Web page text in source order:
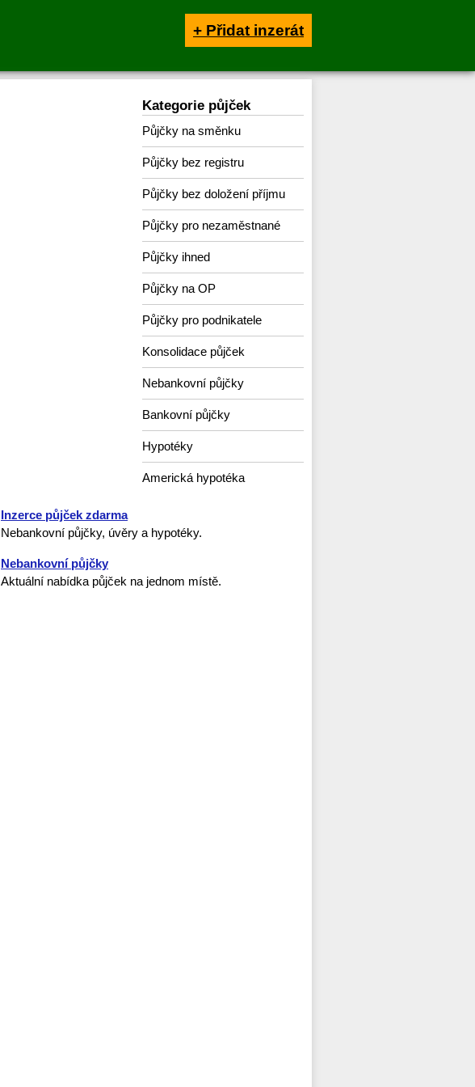
+ Přidat inzerát
Kategorie půjček
Půjčky na směnku
Půjčky bez registru
Půjčky bez doložení příjmu
Půjčky pro nezaměstnané
Půjčky ihned
Půjčky na OP
Půjčky pro podnikatele
Konsolidace půjček
Nebankovní půjčky
Bankovní půjčky
Hypotéky
Americká hypotéka
Inzerce půjček zdarma
Nebankovní půjčky, úvěry a hypotéky.
Nebankovní půjčky
Aktuální nabídka půjček na jednom místě.